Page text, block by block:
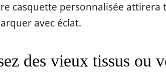
casquette personnalisée
avec éclat.
des vieux tissus ou